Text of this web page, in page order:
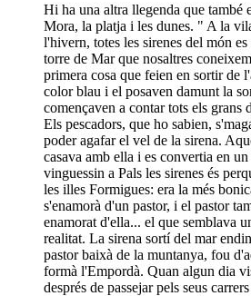
Hi ha una altra llegenda que també
Mora, la platja i les dunes. " A la
l'hivern, totes les sirenes del món
torre de Mar que nosaltres
primera cosa que feien en sortir de
color blau i el posaven damunt la
començaven a contar tots els grans
Els pescadors, que ho sabien,
poder agafar el vel de la sirena.
casava amb ella i es convertia en
vinguessin a Pals les sirenes és
les illes Formigues: era la més
s'enamorà d'un pastor, i el pastor
enamorat d'ella... el que semblava
realitat. La sirena sortí del mar
pastor baixà de la muntanya, fou
formà l'Empordà. Quan algun dia
després de passejar pels seus